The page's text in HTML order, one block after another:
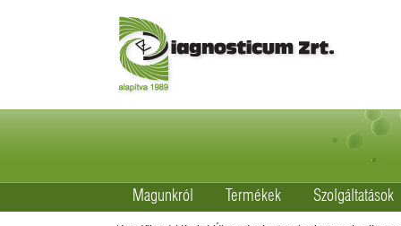
Magunkról Termékek Szolgáltatások